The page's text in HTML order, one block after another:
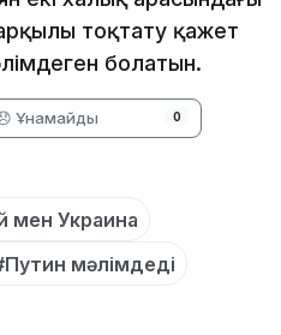
тоқтату қажет
болатын.
Ұнамайды 0
мен Украина
мәлімдеді